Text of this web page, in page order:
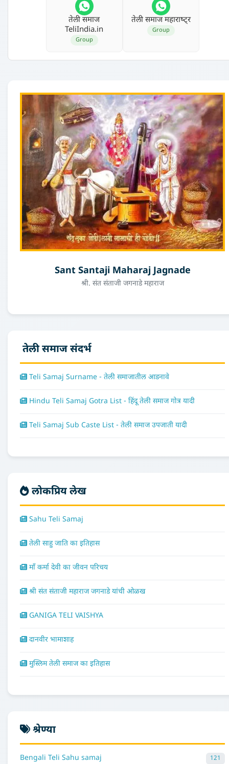
तेली समाज
TeliIndia.in
Group
तेली समाज महाराष्‍ट्र
Group
Sant Santaji Maharaj Jagnade
श्री. संत संताजी जगनाडे महाराज
तेली समाज संदर्भ
Teli Samaj Surname - तेली समाजातील आडनावे
Hindu Teli Samaj Gotra List - हिंदू तेली समाज गोत्र यादी
Teli Samaj Sub Caste List - तेली समाज उपजाती यादी
लोकप्रिय लेख
Sahu Teli Samaj
तेली साहु जाति का इतिहास
माँ कर्मा देवी का जीवन परिचय
श्री संत संताजी महाराज जगनाडे यांची ओळख
GANIGA TELI VAISHYA
दानवीर भामाशाह
मुस्लिम तेली समाज का इतिहास
श्रेण्या
Bengali Teli Sahu samaj 121